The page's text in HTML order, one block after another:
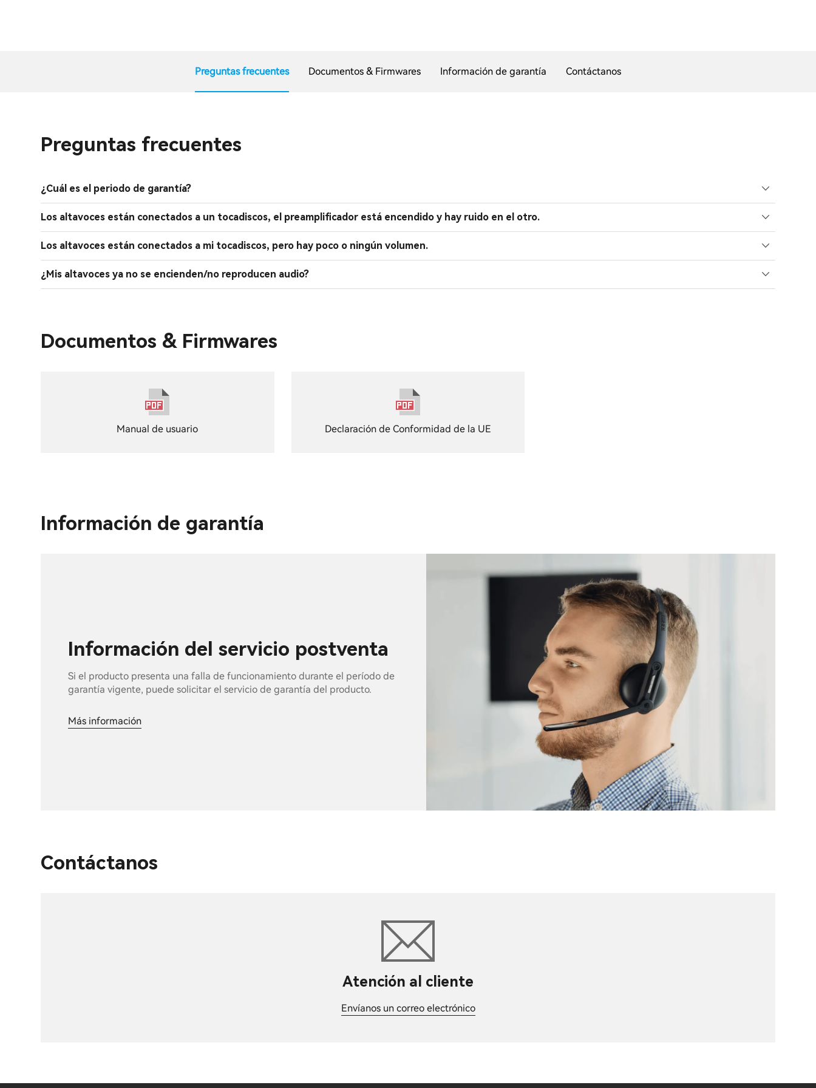
Preguntas frecuentes Documentos & Firmwares Información de garantía Contáctanos
Preguntas frecuentes
¿Cuál es el periodo de garantía?
Los altavoces están conectados a un tocadiscos, el preamplificador está encendido y hay ruido en el otro.
Los altavoces están conectados a mi tocadiscos, pero hay poco o ningún volumen.
¿Mis altavoces ya no se encienden/no reproducen audio?
Documentos & Firmwares
Manual de usuario Declaración de Conformidad de la UE
Información de garantía
Información del servicio postventa
Si el producto presenta una falla de funcionamiento durante el período de
garantía vigente, puede solicitar el servicio de garantía del producto.
Más información
Contáctanos
Atención al cliente
Envíanos un correo electrónico